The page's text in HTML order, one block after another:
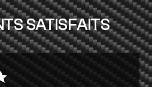
SATISFAITS